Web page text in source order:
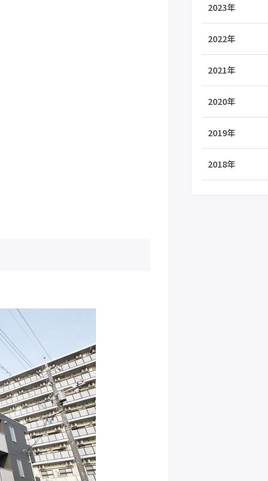
2023年
2022年
2021年
2020年
2019年
2018年